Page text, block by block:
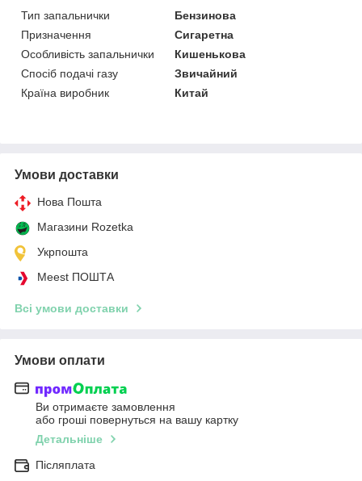
Тип запальнички
Бензинова
Призначення
Сигаретна
Особливість запальнички
Кишенькова
Спосіб подачі газу
Звичайний
Країна виробник
Китай
Умови доставки
Нова Пошта
Магазини Rozetka
Укрпошта
Meest ПОШТА
Всі умови доставки
Умови оплати
Ви отримаєте замовлення
або гроші повернуться на вашу картку
Детальніше
Післяплата